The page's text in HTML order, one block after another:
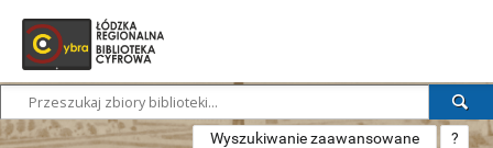
Wyszukiwanie zaawansowane ?